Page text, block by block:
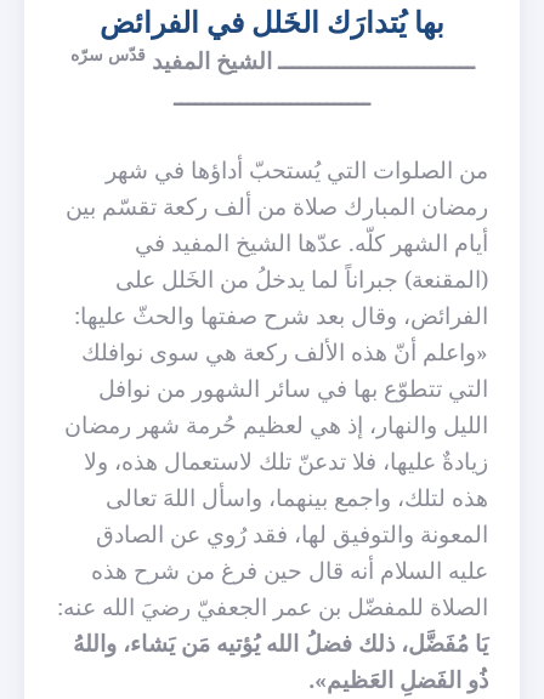
بها يُتدارَك الخَلل في الفرائض
ـــــــــــــــــــــــــــ الشيخ المفيدقدّس سرّه
ـــــــــــــــــــــــــــ
من الصلوات التي يُستحبّ أداؤها في شهر
رمضان المبارك صلاة من ألف ركعة تقسّم بين
أيام الشهر كلّه. عدّها الشيخ المفيد في
(المقنعة) جبراناً لما يدخل من الخَلل على
الفرائض، وقال بعد شرح صفتها والحثّ عليها:
«واعلم أنّ هذه الألف ركعة هي سوى نوافلك
التي تتطوّع بها في سائر الشهور من نوافل
الليل والنهار، إذ هي لعظيم حُرمة شهر رمضان
زيادةٌ عليها، فلا تدعنّ تلك لاستعمال هذه، ولا
هذه لتلك، واجمع بينهما، واسأل اللهَ تعالى
المعونة والتوفيق لها، فقد رُوي عن الصادق
عليه السلام أنه قال حين فرغ من شرح هذه
الصلاة للمفضّل بن عمر الجعفيّ رضيَ الله عنه:
يَا مُفَضَّل، ذلك فضلُ الله يُؤتيه مَن يَشاء، واللهُ
ذُو الفَضلِ العَظيم».